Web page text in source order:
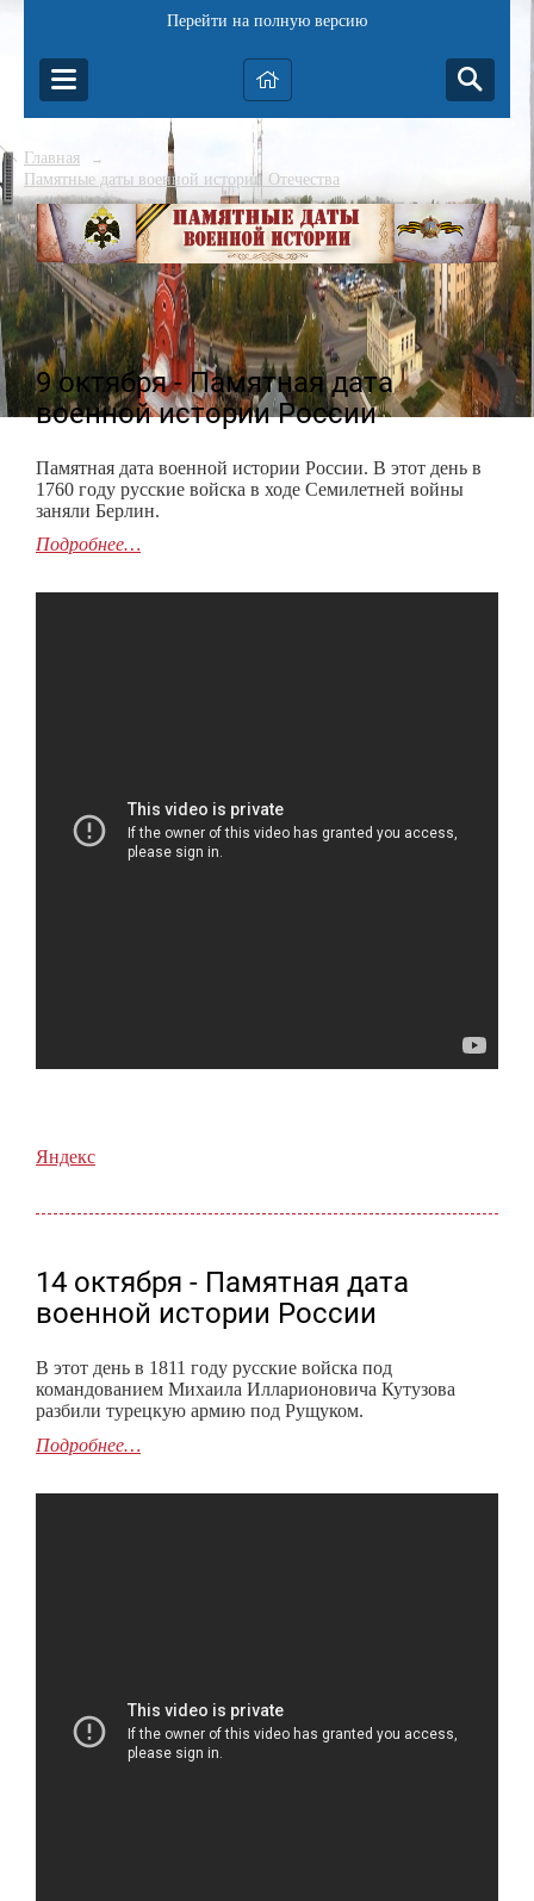
Перейти на полную версию
Главная →
Памятные даты военной истории Отечества
9 октября - Памятная дата
военной истории России
Памятная дата военной истории России. В этот день в
1760 году русские войска в ходе Семилетней войны
заняли Берлин.
Подробнее…
Яндекс
14 октября - Памятная дата
военной истории России
В этот день в 1811 году русские войска под
командованием Михаила Илларионовича Кутузова
разбили турецкую армию под Рущуком.
Подробнее…